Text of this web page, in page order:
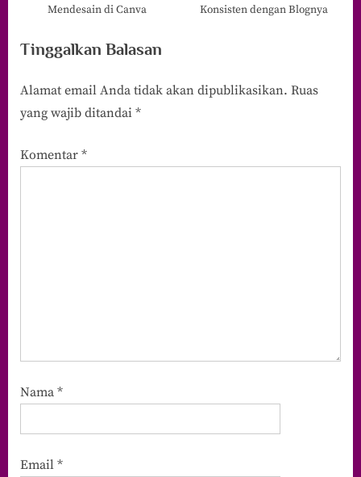
Mendesain di Canva Konsisten dengan Blognya
Tinggalkan Balasan
Alamat email Anda tidak akan dipublikasikan. Ruas
yang wajib ditandai *
Komentar *
Nama *
Email *